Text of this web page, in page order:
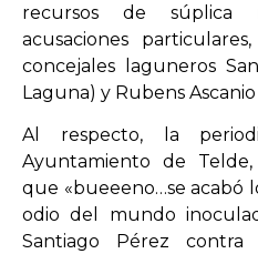
recursos de súplica
acusaciones
concejales laguneros
Laguna) y Rubens
Al respecto, la
Ayuntamiento de
que «bueeeno…se acabó
odio del mundo
Santiago Pérez contra